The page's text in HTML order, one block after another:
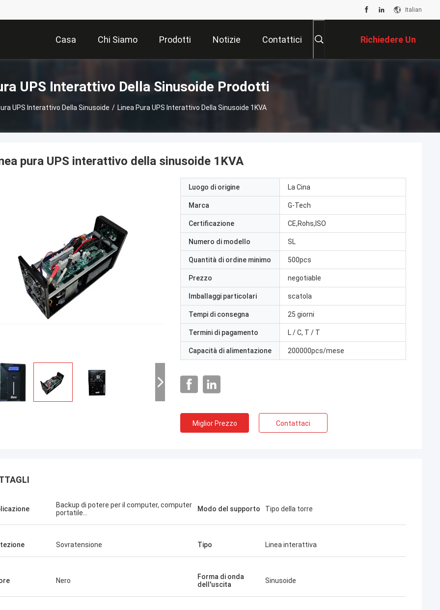
Italian
Casa Chi Siamo Prodotti Notizie Contattici Richiedere Un
Preventivo
UPS Interattivo Della Sinusoide Prodotti
UPS Interattivo Della Sinusoide / Linea Pura UPS Interattivo Della Sinusoide 1KVA
Stamatis Greece
la qualità è molto buona e
pura UPS interattivo della sinusoide 1KVA
Luogo di origine La Cina
Marca G-Tech
Certificazione CE,Rohs,ISO
Numero di modello SL
Quantità di ordine minimo 500pcs
Prezzo negotiable
Imballaggi particolari scatola
Tempi di consegna 25 giorni
Termini di pagamento L / C, T / T
Capacità di alimentazione 200000pcs/mese
Miglior Prezzo Contattaci
Backup di potere per il computer, computer
portatile…
Modo del supporto Tipo della torre
Sovratensione Tipo Linea interattiva
Nero
Forma di onda
dell'uscita
Sinusoide